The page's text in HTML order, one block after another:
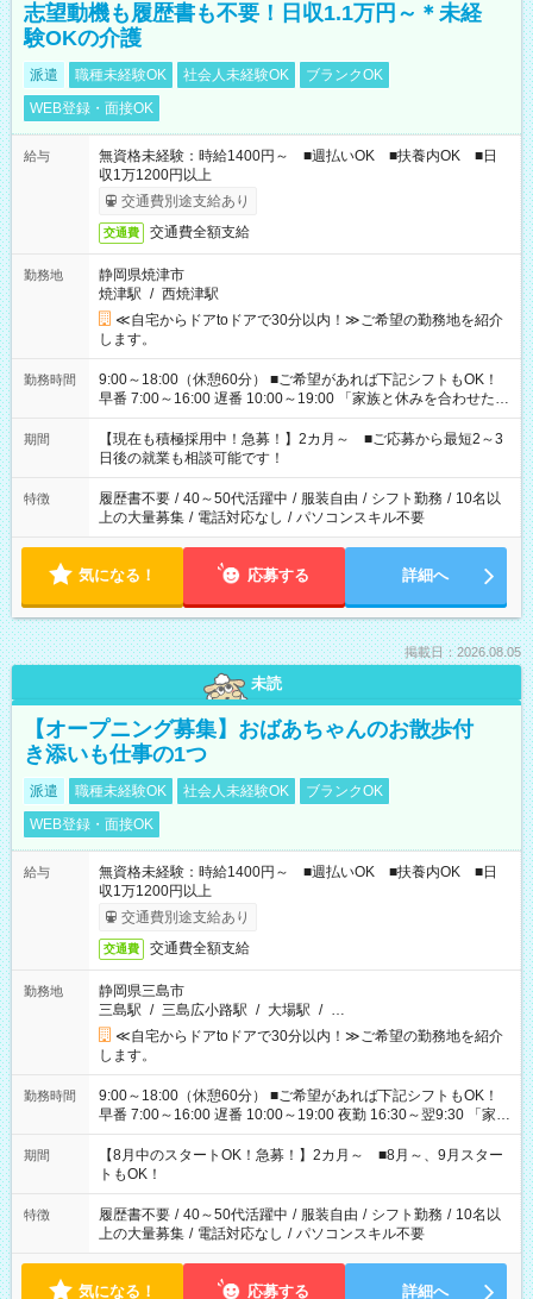
志望動機も履歴書も不要！日収1.1万円～＊未経
験OKの介護
派遣 職種未経験OK 社会人未経験OK
ブランクOK
WEB登録・面接OK
給与
無資格未経験：時給1400円～ ■週払いOK ■扶養内OK ■日
収1万1200円以上
交通費別途支給あり
交通費 交通費全額支給
勤務地
静岡県焼津市
焼津駅 / 西焼津駅
≪自宅からドアtoドアで30分以内！≫ご希望の勤務地を紹介
します。
勤務時間
9:00～18:00（休憩60分） ■ご希望があれば下記シフトもOK！
早番 7:00～16:00 遅番 10:00～19:00 「家族と休みを合わせた
い」 「余裕を持って夕飯の準備がしたい」 「できれば残業はし
たくない」 など、ご希望を教えてくださいね。 ※Wワーク希望
の方へ 今ご覧のお仕事で希望する勤務時間と、もう1つのお仕事
の勤務時間。 合計で週40時間を超える場合は応募できません。
期間
【現在も積極採用中！急募！】2カ月～ ■ご応募から最短2～3
日後の就業も相談可能です！
特徴 履歴書不要 / 40～50代活躍中 / 服装自由 / シフト勤務 / 10名以
上の大量募集 / 電話対応なし / パソコンスキル不要
気になる！ 応募する 詳細へ
掲載日：2026.08.05
未読
【オープニング募集】おばあちゃんのお散歩付
き添いも仕事の1つ
派遣 職種未経験OK 社会人未経験OK
ブランクOK
WEB登録・面接OK
給与
無資格未経験：時給1400円～ ■週払いOK ■扶養内OK ■日
収1万1200円以上
交通費別途支給あり
交通費 交通費全額支給
勤務地
静岡県三島市
三島駅 / 三島広小路駅 / 大場駅 / …
≪自宅からドアtoドアで30分以内！≫ご希望の勤務地を紹介
します。
勤務時間
9:00～18:00（休憩60分） ■ご希望があれば下記シフトもOK！
早番 7:00～16:00 遅番 10:00～19:00 夜勤 16:30～翌9:30 「家族
と休みを合わせたい」 「余裕を持って夕飯の準備がしたい」
「できれば残業はしたくない」 など、ご希望を教えてください
ね。 ※Wワーク希望の方へ 今ご覧のお仕事で希望する勤務時間
と、もう1つのお仕事の勤務時間。 合計で週40時間を超える場
合は応募できません。
期間
【8月中のスタートOK！急募！】2カ月～ ■8月～、9月スター
トもOK！
特徴 履歴書不要 / 40～50代活躍中 / 服装自由 / シフト勤務 / 10名以
上の大量募集 / 電話対応なし / パソコンスキル不要
気になる！ 応募する 詳細へ